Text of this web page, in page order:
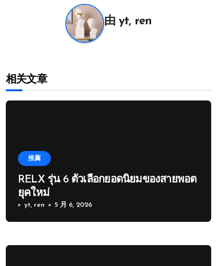
由yt, ren
相关文章
推薦
RELX รุ่น 6 ตัวเลือกยอดนิยมของสายพอต
ยุคใหม่
yt, ren 5 月 6, 2026